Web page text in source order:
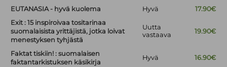
EUTANASIA - hyvä kuolema
Hyvä
17.90€
Exit : 15 inspiroivaa tositarinaa
suomalaisista yrittäjistä, jotka loivat
menestyksen tyhjästä
Uutta
vastaava
19.90€
Faktat tiskiin! : suomalaisen
faktantarkistuksen käsikirja
Hyvä 16.90€